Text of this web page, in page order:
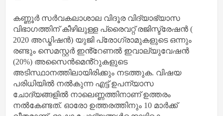
കണ്ണൂർ സർവകലാശാല വിദൂര വിദ്യാഭ്യാസ
വിഭാഗത്തിന് കീഴിലുള്ള പ്രൈവറ്റ് രജിസ്ട്രേഷൻ (
2020 അഡ്മിഷൻ) യുജി പ്രോഗ്രാമുകളുടെ ഒന്നും
രണ്ടും സെമസ്റ്റർ ഇൻ്റേണൽ ഇവാല്യുവേഷൻ
(20%) അസൈൻമെൻ്റുകളുടെ
അടിസ്ഥാനത്തിലായിരിക്കും നടത്തുക. വിഷയ
പരിധിയിൽ നൽകുന്ന എട്ട് ഉപന്യാസ
ചോദ്യങ്ങളിൽ നാലെണ്ണത്തിനാണ് ഉത്തരം
നൽകേണ്ടത്. ഓരോ ഉത്തരത്തിനും 10 മാർക്ക്